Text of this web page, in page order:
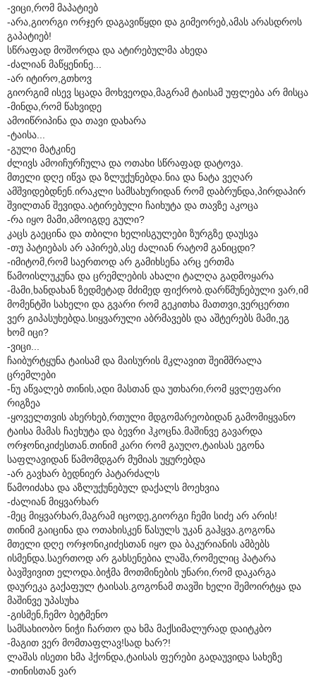
-ვიცი,რომ მაპატიებ
-არა,გიორგი ორჯერ დაგავიწყდი და გიმეორებ,ამას არასდროს
გაპატიებ!
სწრაფად მოშორდა და ატირებულმა ახედა
-ძალიან მაწყენინე...
-არ იტირო,გთხოვ
გიორგიმ ისევ სცადა მოხვეოდა,მაგრამ ტაისამ უფლება არ მისცა
-მინდა,რომ წახვიდე
ამოიწრიპინა და თავი დახარა
-ტაისა...
-გული მატკინე
ძლივს ამოიჩურჩულა და ოთახი სწრაფად დატოვა.
მთელი დღე იწვა და ზლუქუნებდა.ნია და ნატა ვეღარ
ამშვიდებდნენ.ირაკლი სამსახურიდან რომ დაბრუნდა,პირდაპირ
შვილთან შევიდა.ატირებული ჩაიხუტა და თავზე აკოცა
-რა იყო მამი,ამოიგდე გული?
კაცს გაეცინა და თბილი ხელისგულები ზურგზე დაუსვა
-თუ პატიებას არ აპირებ,ასე ძალიან რატომ განიცდი?
-იმიტომ,რომ საერთოდ არ გამიხსენა არც ერთმა
წამოისლუკუნა და ცრემლების ახალი ტალღა გადმოყარა
-მამი,ხანდახან ზედმეტად მძიმედ ფიქრობ.დარწმუნებული ვარ,იმ
მომენტში სახელი და გვარი რომ გეკითხა მათთვი,ვერცერთი
ვერ გიპასუხებდა.სიყვარული აბრმავებს და აშტერებს მამი,ეგ
ხომ იცი?
-ვიცი...
ჩაიბურტყუნა ტაისამ და მაისურის მკლავით შეიმშრალა
ცრემლები
-ნუ აწვალებ თინის,ადი მასთან და უთხარი,რომ ყვლეფარი
რიგზეა
-ყოველთვის ახერხებ,რთული მდგომარეობიდან გამომიყვანო
ტაისა მამას ჩაეხუტა და ბევრი ჰკოცნა.მაშინვე გავარდა
ორჯონიკიძესთან.თინიმ კარი რომ გაუღო,ტაისას ეგონა
საფლავიდან წამომდგარ მუმიას უყურებდა
-არ გავხარ ბედნიერ პატარძალს
წამოიძახა და აზლუქუნებულ დაქალს მოეხვია
-ძალიან მიყვარხარ
-მეც მიყვარხარ,მაგრამ იცოდე,გიორგი ჩემი სიძე არ არის!
თინიმ გაიცინა და ოთახისკენ წასულს უკან გაჰყვა.გოგონა
მთელი დღე ორჯონიკიძესთან იყო და ბაკურიანის ამბებს
ისმენდა.საერთოდ არ გახსენებია ლაშა,რომელიც პატარა
ბავშვივით ელოდა.ბიჭმა მოთმინების უნარი,რომ დაკარგა
დაურეკა გაქაფულ ტაისას.გოგონამ თავში ხელი შემოირტყა და
მაშინვე უპასუხა
-გისმენ,ჩემო ბეტმენო
სამსახიობო ნიჭი ჩართო და ხმა მაქსიმალურად დაიტკბო
-მაგით ვერ მომთაფლავ!სად ხარ?!
ლაშას ისეთი ხმა ჰქონდა,ტაისას ფერები გადაუვიდა სახეზე
-თინისთან ვარ